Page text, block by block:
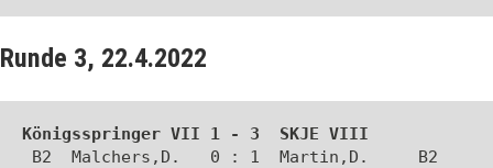
Runde 3, 22.4.2022
Königsspringer VII 1 - 3  SKJE VIII
B2  Malchers,D.   0 : 1  Martin,D.     B2